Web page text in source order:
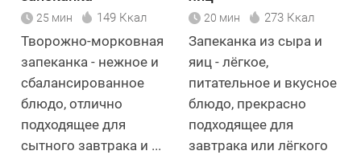
25 мин 149 Ккал
Творожно-морковная
запеканка - нежное и
сбалансированное
блюдо, отлично
подходящее для
сытного завтрака и ...
20 мин 273 Ккал
Запеканка из сыра и
яиц - лёгкое,
питательное и вкусное
блюдо, прекрасно
подходящее для
завтрака или лёгкого